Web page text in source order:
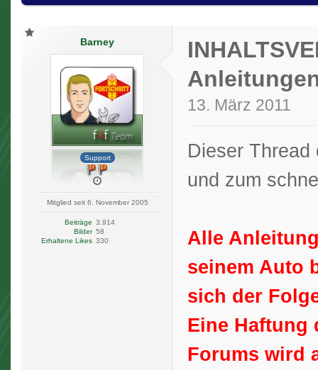
Barney
Support
Mitglied seit 6. November 2005
Beiträge 3.914
Bilder 58
Erhaltene Likes 330
13. März 2011
Dieser Thread
und zum
Alle
seinem Auto
sich der
Eine Haftung
Forums wird